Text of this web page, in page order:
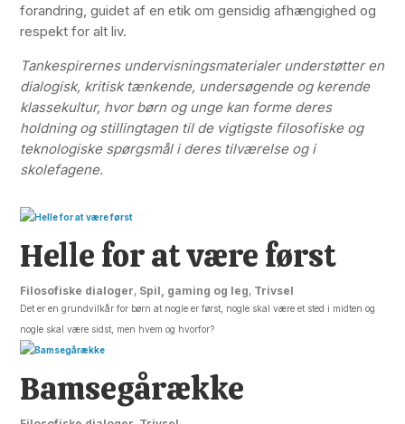
forandring, guidet af en etik om gensidig afhængighed og
respekt for alt liv.
Tankespirernes undervisningsmaterialer understøtter en
dialogisk, kritisk tænkende, undersøgende og kerende
klassekultur, hvor børn og unge kan forme deres
holdning og stillingtagen til de vigtigste filosofiske og
teknologiske spørgsmål i deres tilværelse og i
skolefagene.
Helle for at være først
Filosofiske dialoger, Spil, gaming og leg, Trivsel
Det er en grundvilkår for børn at nogle er først, nogle skal være et sted i midten og
nogle skal være sidst, men hvem og hvorfor?
Bamsegårække